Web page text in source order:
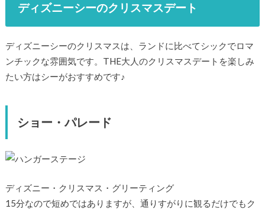
ディズニーシーのクリスマスデート
ディズニーシーのクリスマスは、ランドに比べてシックでロマ
ンチックな雰囲気です。THE大人のクリスマスデートを楽しみ
たい方はシーがおすすめです♪
ショー・パレード
ディズニー・クリスマス・グリーティング
15分なので短めではありますが、通りすがりに観るだけでもク